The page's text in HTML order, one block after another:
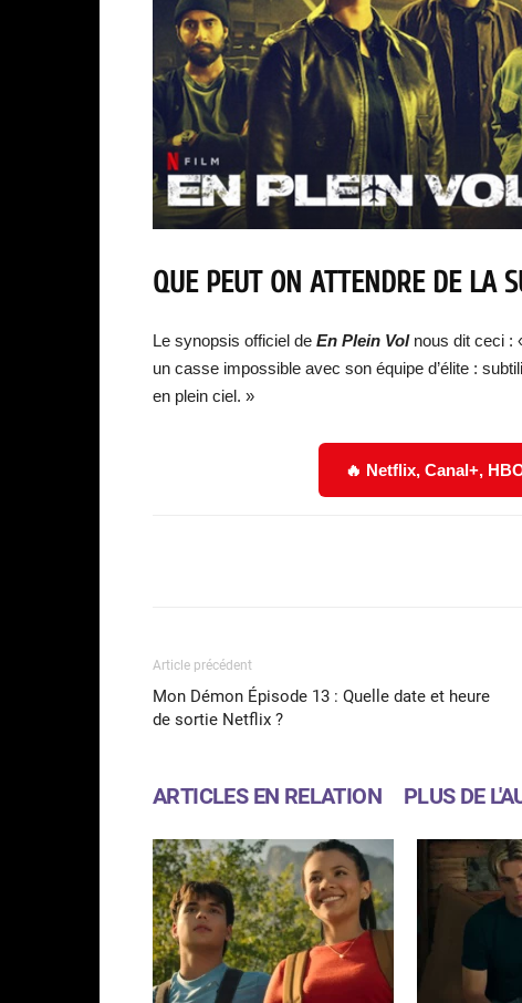
QUE PEUT ON ATTENDRE DE LA
Le synopsis officiel de En Plein Volnous dit ceci :
un casse impossible avec son équipe d’élite :
en plein ciel. »
🔥 Netflix, Canal+,
Article précédent
Mon Démon Épisode 13 : Quelle date et heure
de sortie Netflix ?
ARTICLES EN RELATION PLUS DE